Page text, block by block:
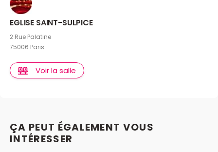
EGLISE SAINT-SULPICE
2 Rue Palatine
75006 Paris
Voir la salle
ÇA PEUT ÉGALEMENT VOUS
INTÉRESSER